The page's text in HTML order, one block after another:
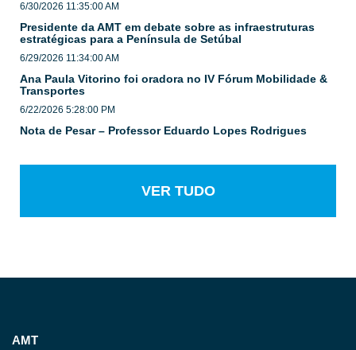
6/30/2026 11:35:00 AM
Presidente da AMT em debate sobre as infraestruturas
estratégicas para a Península de Setúbal
6/29/2026 11:34:00 AM
Ana Paula Vitorino foi oradora no IV Fórum Mobilidade &
Transportes
6/22/2026 5:28:00 PM
Nota de Pesar – Professor Eduardo Lopes Rodrigues
VER TUDO
AMT